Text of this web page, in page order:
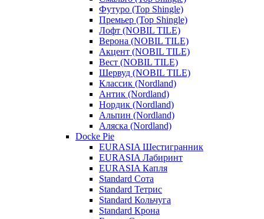
Футуро (Top Shingle)
Премьер (Top Shingle)
Лофт (NOBIL TILE)
Верона (NOBIL TILE)
Акцент (NOBIL TILE)
Вест (NOBIL TILE)
Шервуд (NOBIL TILE)
Классик (Nordland)
Антик (Nordland)
Нордик (Nordland)
Альпин (Nordland)
Аляска (Nordland)
Docke Pie
EURASIA Шестигранник
EURASIA Лабиринт
EURASIA Капля
Standard Сота
Standard Тетрис
Standard Кольчуга
Standard Крона